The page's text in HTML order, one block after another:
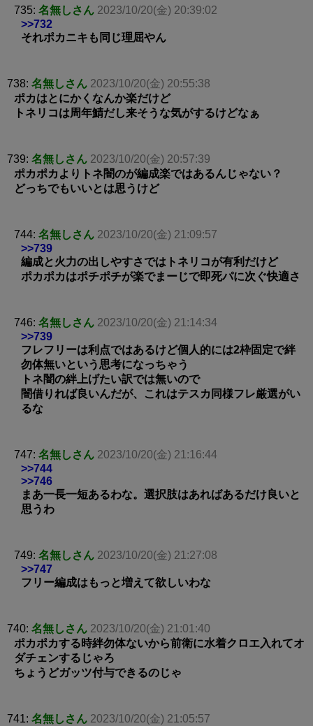
735: 名無しさん 2023/10/20(金) 20:39:02
>>732
それポカニキも同じ理屈やん
738: 名無しさん 2023/10/20(金) 20:55:38
ポカはとにかくなんか楽だけど
トネリコは周年鯖だし来そうな気がするけどなぁ
739: 名無しさん 2023/10/20(金) 20:57:39
ポカポカよりトネ闇のが編成楽ではあるんじゃない？
どっちでもいいとは思うけど
744: 名無しさん 2023/10/20(金) 21:09:57
>>739
編成と火力の出しやすさではトネリコが有利だけど
ポカポカはポチポチが楽でまーじで即死パに次ぐ快適さ
746: 名無しさん 2023/10/20(金) 21:14:34
>>739
フレフリーは利点ではあるけど個人的には2枠固定で絆
勿体無いという思考になっちゃう
トネ闇の絆上げたい訳では無いので
闇借りれば良いんだが、これはテスカ同様フレ厳選がい
るな
747: 名無しさん 2023/10/20(金) 21:16:44
>>744
>>746
まあ一長一短あるわな。選択肢はあればあるだけ良いと
思うわ
749: 名無しさん 2023/10/20(金) 21:27:08
>>747
フリー編成はもっと増えて欲しいわな
740: 名無しさん 2023/10/20(金) 21:01:40
ポカポカする時絆勿体ないから前衛に水着クロエ入れてオ
ダチェンするじゃろ
ちょうどガッツ付与できるのじゃ
741: 名無しさん 2023/10/20(金) 21:05:57